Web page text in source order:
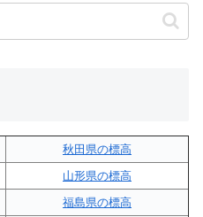
秋田県の標高
山形県の標高
福島県の標高